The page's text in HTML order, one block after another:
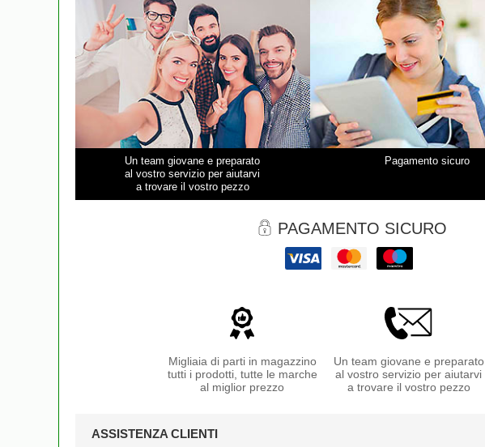
Un team giovane e preparato
al vostro servizio per aiutarvi
a trovare il vostro pezzo
Pagamento sicuro
PAGAMENTO SICURO
Migliaia di parti in magazzino
tutti i prodotti, tutte le marche
al miglior prezzo
Un team giovane e preparato
al vostro servizio per aiutarvi
a trovare il vostro pezzo
ASSISTENZA CLIENTI